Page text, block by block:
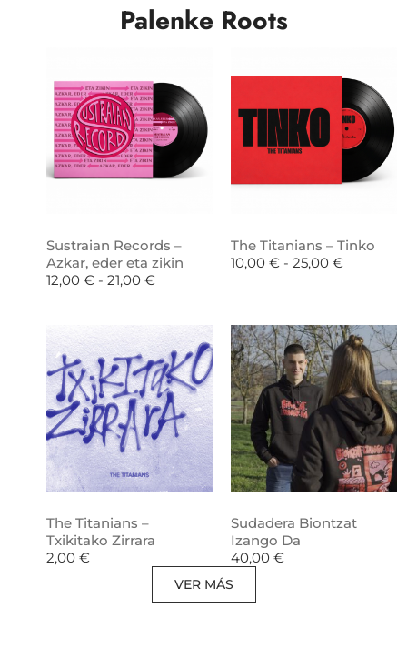
Palenke Roots
Sustraian Records –
Azkar, eder eta zikin
12,00 € - 21,00 €
The Titanians – Tinko
10,00 € - 25,00 €
The Titanians –
Txikitako Zirrara
2,00 €
Sudadera Biontzat
Izango Da
40,00 €
VER MÁS